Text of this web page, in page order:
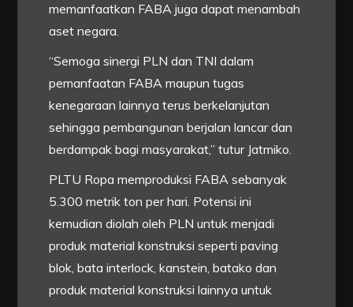
memanfaatkan FABA juga dapat menambah
aset negara.
“Semoga sinergi PLN dan TNI dalam
pemanfaatan FABA maupun tugas
kenegaraan lainnya terus berkelanjutan
sehingga pembangunan berjalan lancar dan
berdampak bagi masyarakat,” tutur Jatmiko.
PLTU Ropa memproduksi FABA sebanyak
5.300 metrik ton per hari. Potensi ini
kemudian diolah oleh PLN untuk menjadi
produk material konstruksi seperti paving
blok, bata interlock, kanstein, batako dan
produk material konstruksi lainnya untuk